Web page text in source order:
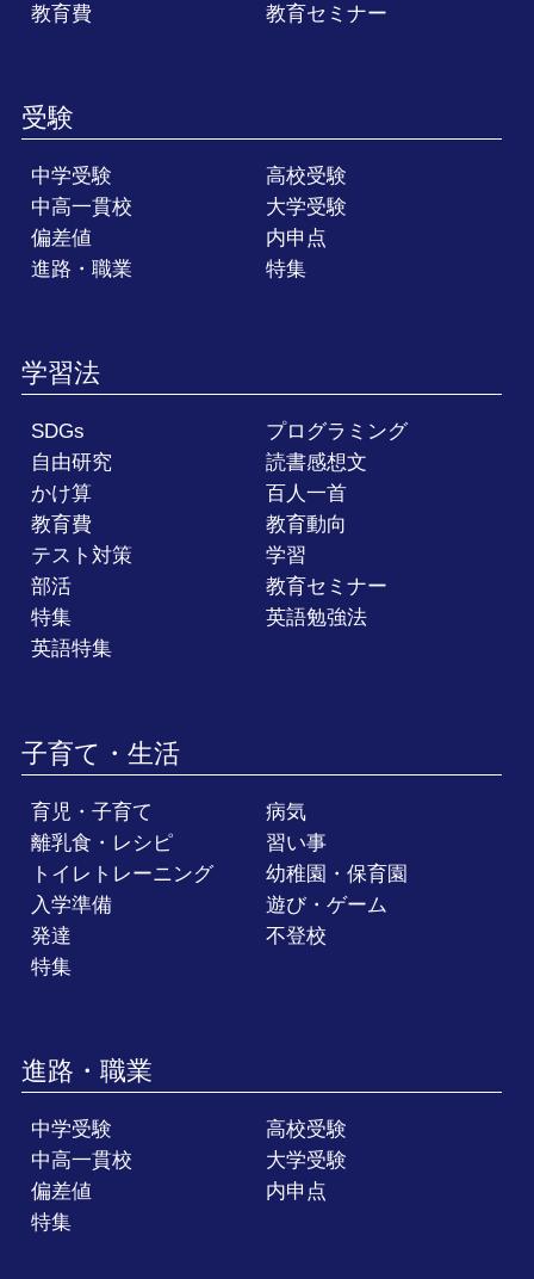
教育費 教育セミナー
受験
中学受験
高校受験
中高一貫校
大学受験
偏差値
内申点
進路・職業
特集
学習法
SDGs
プログラミング
自由研究
読書感想文
かけ算
百人一首
教育費
教育動向
テスト対策
学習
部活
教育セミナー
特集
英語勉強法
英語特集
子育て・生活
育児・子育て
病気
離乳食・レシピ
習い事
トイレトレーニング
幼稚園・保育園
入学準備
遊び・ゲーム
発達
不登校
特集
進路・職業
中学受験
高校受験
中高一貫校
大学受験
偏差値
内申点
特集